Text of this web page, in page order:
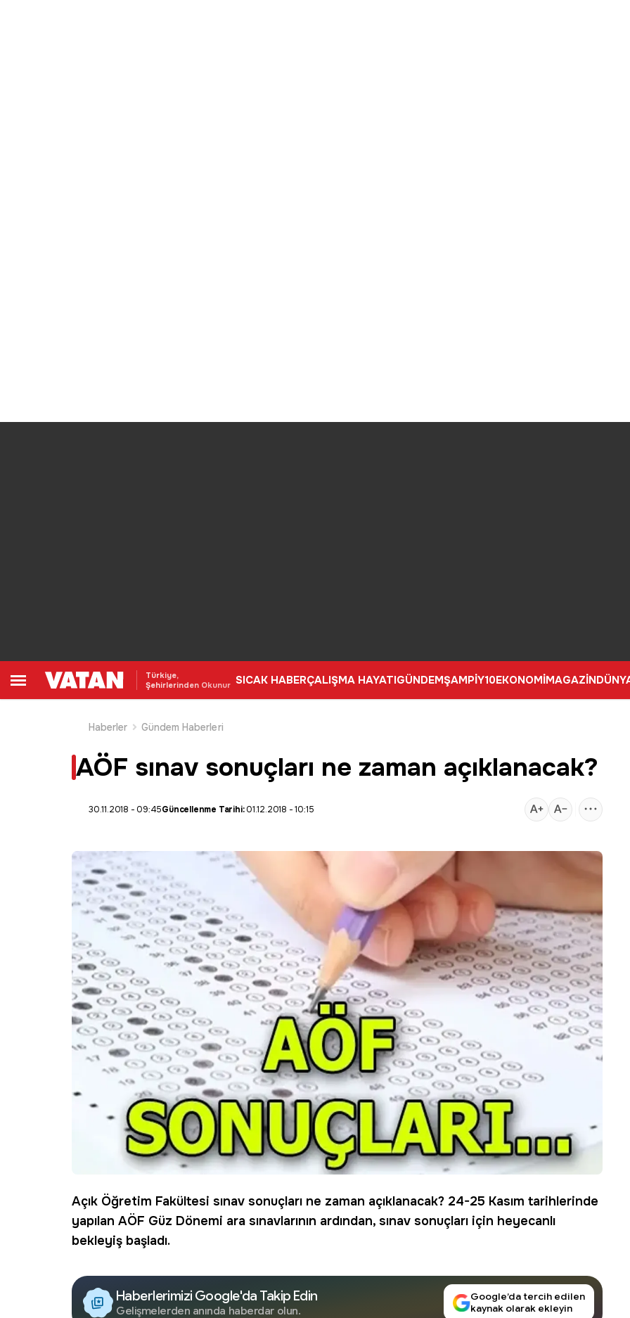
Türkiye,
Şehirlerinden Okunur SICAK HABERÇALIŞMA HAYATIGÜNDEMŞAMPİY10EKONOMİMAGAZİN
Haberler
Gündem Haberleri
AÖF sınav sonuçları ne zaman açıklanacak?
30.11.2018 - 09:45Güncellenme Tarihi:01.12.2018 - 10:15
Açık Öğretim Fakültesi sınav sonuçları ne zaman açıklanacak? 24-25 Kasım tarihlerinde
yapılan AÖF Güz Dönemi ara sınavlarının ardından, sınav sonuçları için heyecanlı
bekleyiş başladı.
Haberlerimizi Google'da Takip Edin
Gelişmelerden anında haberdar olun.
Google’da tercih edilen
kaynak olarak ekleyin